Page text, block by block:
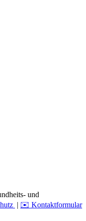
und
| ✉️ Kontaktformular